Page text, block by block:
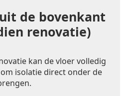
de bovenkant
renovatie)
kan de vloer volledig
isolatie direct onder de